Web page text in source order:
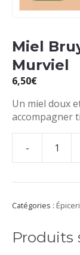
Miel
Murviel
6,50€
Un miel doux
accompagner
-
Catégories :
Produits